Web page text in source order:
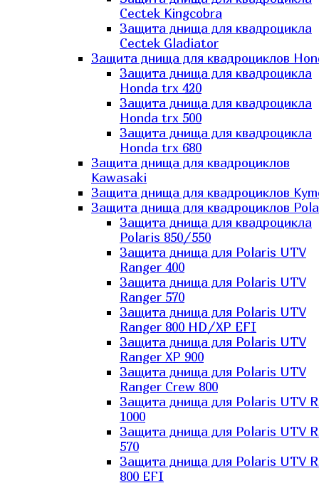
Cectek Kingcobra
Защита днища для квадроцикла
Cectek Gladiator
Защита днища для квадроциклов
Защита днища для квадроцикла
Honda trx 420
Защита днища для квадроцикла
Honda trx 500
Защита днища для квадроцикла
Honda trx 680
Защита днища для квадроциклов
Kawasaki
Защита днища для квадроциклов
Защита днища для квадроциклов
Защита днища для квадроцикла
Polaris 850/550
Защита днища для Polaris UTV
Ranger 400
Защита днища для Polaris UTV
Ranger 570
Защита днища для Polaris UTV
Ranger 800 HD/XP EFI
Защита днища для Polaris UTV
Ranger XP 900
Защита днища для Polaris UTV
Ranger Сrew 800
Защита днища для Polaris UTV
1000
Защита днища для Polaris UTV
570
Защита днища для Polaris UTV
800 EFI